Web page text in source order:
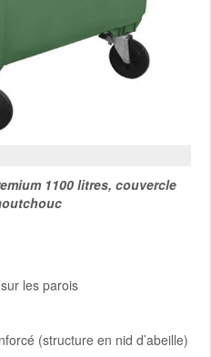
1100 litres, couvercle
les parois
(structure en nid d’abeille)